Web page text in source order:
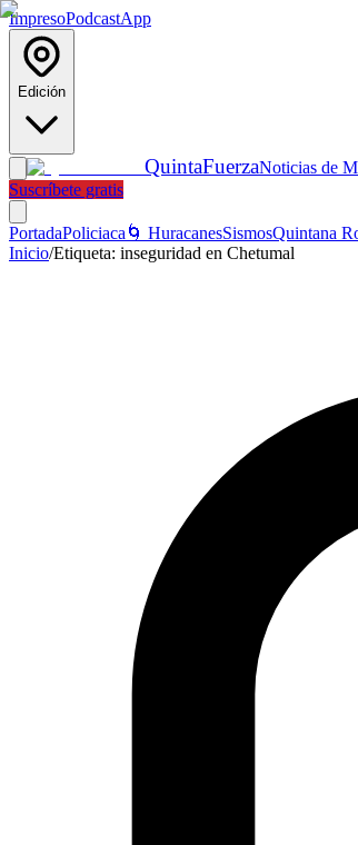
ImpresoPodcastApp
Edición
QuintaFuerzaNoticias de
Suscríbete gratis
PortadaPoliciaca 🌀 HuracanesSismosQuintana
Inicio/Etiqueta: inseguridad en Chetumal